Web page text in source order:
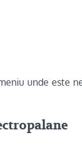
unde este